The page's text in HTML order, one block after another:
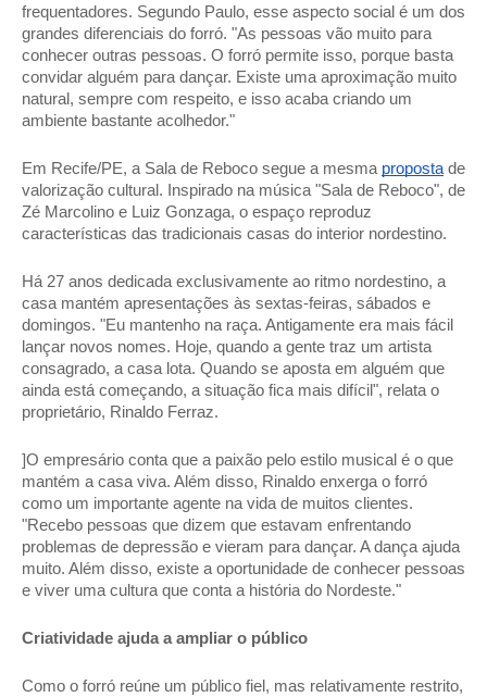
frequentadores. Segundo Paulo, esse aspecto social é um dos
grandes diferenciais do forró. "As pessoas vão muito para
conhecer outras pessoas. O forró permite isso, porque basta
convidar alguém para dançar. Existe uma aproximação muito
natural, sempre com respeito, e isso acaba criando um
ambiente bastante acolhedor."
Em Recife/PE, a Sala de Reboco segue a mesma proposta de
valorização cultural. Inspirado na música "Sala de Reboco", de
Zé Marcolino e Luiz Gonzaga, o espaço reproduz
características das tradicionais casas do interior nordestino.
Há 27 anos dedicada exclusivamente ao ritmo nordestino, a
casa mantém apresentações às sextas-feiras, sábados e
domingos. "Eu mantenho na raça. Antigamente era mais fácil
lançar novos nomes. Hoje, quando a gente traz um artista
consagrado, a casa lota. Quando se aposta em alguém que
ainda está começando, a situação fica mais difícil", relata o
proprietário, Rinaldo Ferraz.
]O empresário conta que a paixão pelo estilo musical é o que
mantém a casa viva. Além disso, Rinaldo enxerga o forró
como um importante agente na vida de muitos clientes.
"Recebo pessoas que dizem que estavam enfrentando
problemas de depressão e vieram para dançar. A dança ajuda
muito. Além disso, existe a oportunidade de conhecer pessoas
e viver uma cultura que conta a história do Nordeste."
Criatividade ajuda a ampliar o público
Como o forró reúne um público fiel, mas relativamente restrito,